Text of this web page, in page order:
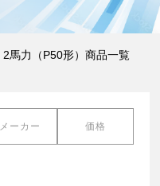
2馬力（P50形）商品一覧
メーカー 価格